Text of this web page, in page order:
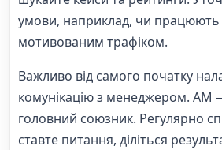
умови, наприклад, чи працюють
мотивованим трафіком.
Важливо від самого початку
комунікацію з менеджером. АМ
головний союзник. Регулярно
ставте питання, діліться